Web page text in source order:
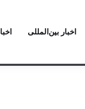
اخبار بین‌المللی